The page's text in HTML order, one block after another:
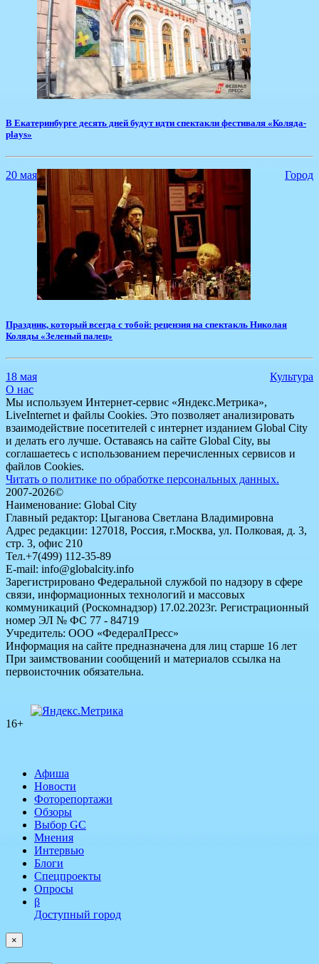
​В Екатеринбурге десять дней будут идти спектакли фестиваля «Коляда-
plays»
20 мая Город
Праздник, который всегда с тобой: рецензия на спектакль Николая
Коляды «Зеленый палец»
18 мая
Культура
О нас
Мы используем Интернет-сервис «Яндекс.Метрика»,
LiveInternet и файлы Cookies. Это позволяет анализировать
взаимодействие посетителей с интернет изданием Global City
и делать его лучше. Оставаясь на сайте Global City, вы
соглашаетесь с использованием перечисленных сервисов и
файлов Cookies.
Читать о политике по обработке персональных данных.
2007-2026©
Наименование: Global City
Главный редактор: Цыганова Светлана Владимировна
Адрес редакции: 127018, Россия, г.Москва, ул. Полковая, д. 3,
стр. 3, офис 210
Тел.+7(499) 112-35-89
E-mail: info@globalcity.info
Зарегистрировано Федеральной службой по надзору в сфере
связи, информационных технологий и массовых
коммуникаций (Роскомнадзор) 17.02.2023г. Регистрационный
номер ЭЛ № ФС 77 - 84719
Учредитель: ООО «ФедералПресс»
Информация на сайте предназначена для лиц старше 16 лет
При заимствовании сообщений и материалов ссылка на
первоисточник обязательна.
16+
Афиша
Новости
Фоторепортажи
Обзоры
Выбор GC
Мнения
Интервью
Блоги
Спецпроекты
Опросы
β
Доступный город
×